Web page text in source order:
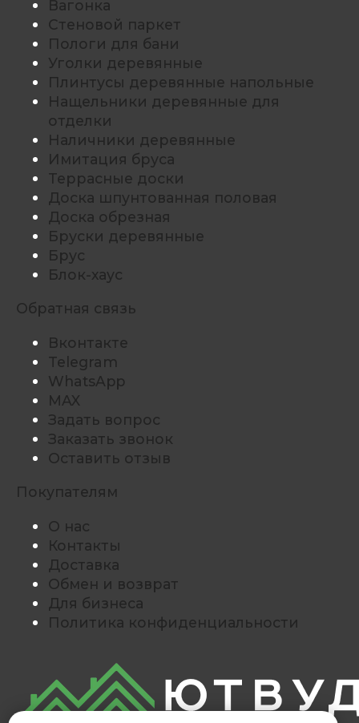
Вагонка
Стеновой паркет
Пологи для бани
Уголки деревянные
Плинтусы деревянные напольные
Нащельники деревянные для
отделки
Наличники деревянные
Имитация бруса
Террасные доски
Доска шпунтованная половая
Доска обрезная
Бруски деревянные
Брус
Блок-хаус
Обратная связь
Вконтакте
Telegram
WhatsApp
MAX
Задать вопрос
Заказать звонок
Оставить отзыв
Покупателям
О нас
Контакты
Доставка
Обмен и возврат
Для бизнеса
Политика конфиденциальности